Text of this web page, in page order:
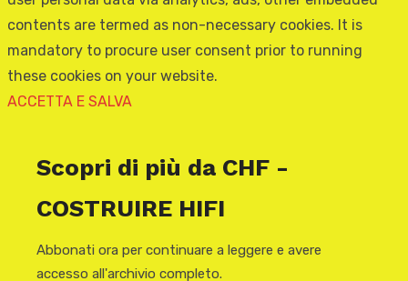
contents are termed as non-necessary cookies. It is
mandatory to procure user consent prior to running
these cookies on your website.
ACCETTA E SALVA
Scopri di più da CHF -
COSTRUIRE HIFI
Abbonati ora per continuare a leggere e avere
accesso all'archivio completo.